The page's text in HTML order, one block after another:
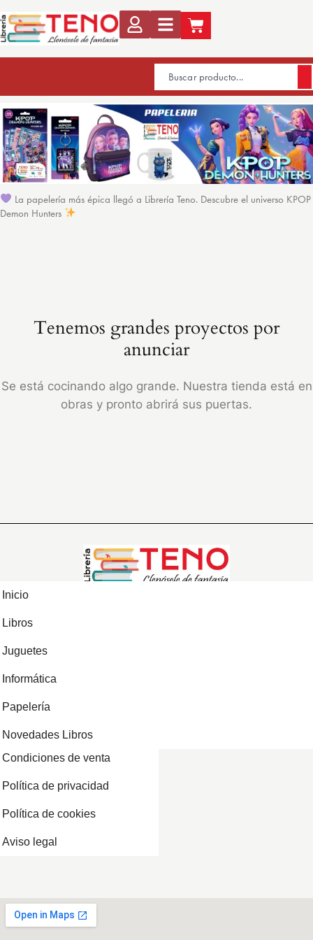
La papelería más épica llegó a Librería Teno. Descubre el universo KPOP
Demon Hunters
Tenemos grandes proyectos por
anunciar
Se está cocinando algo grande. Nuestra tienda está en
obras y pronto abrirá sus puertas.
Inicio
Libros
Juguetes
Informática
Papelería
Novedades Libros
Condiciones de venta
Política de privacidad
Política de cookies
Aviso legal